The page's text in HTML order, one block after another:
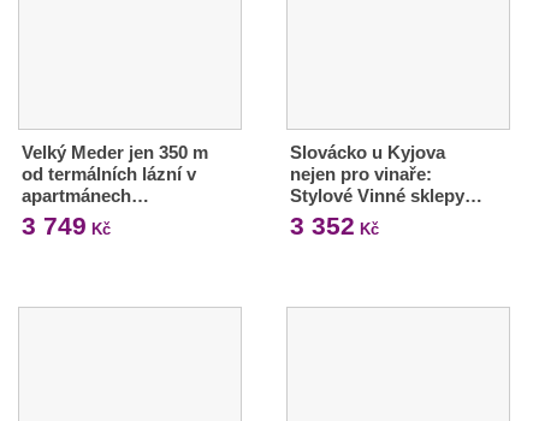
Velký Meder jen 350 m
od termálních lázní v
apartmánech…
3 749 Kč
Slovácko u Kyjova
nejen pro vinaře:
Stylové Vinné sklepy…
3 352 Kč